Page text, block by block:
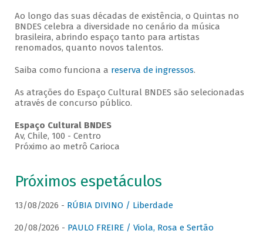
Ao longo das suas décadas de existência, o Quintas no
BNDES celebra a diversidade no cenário da música
brasileira, abrindo espaço tanto para artistas
renomados, quanto novos talentos.
Saiba como funciona a reserva de ingressos.
As atrações do Espaço Cultural BNDES são selecionadas
através de concurso público.
Espaço Cultural BNDES
Av, Chile, 100 - Centro
Próximo ao metrô Carioca
Próximos espetáculos
13/08/2026 - RÚBIA DIVINO / Liberdade
20/08/2026 - PAULO FREIRE / Viola, Rosa e Sertão